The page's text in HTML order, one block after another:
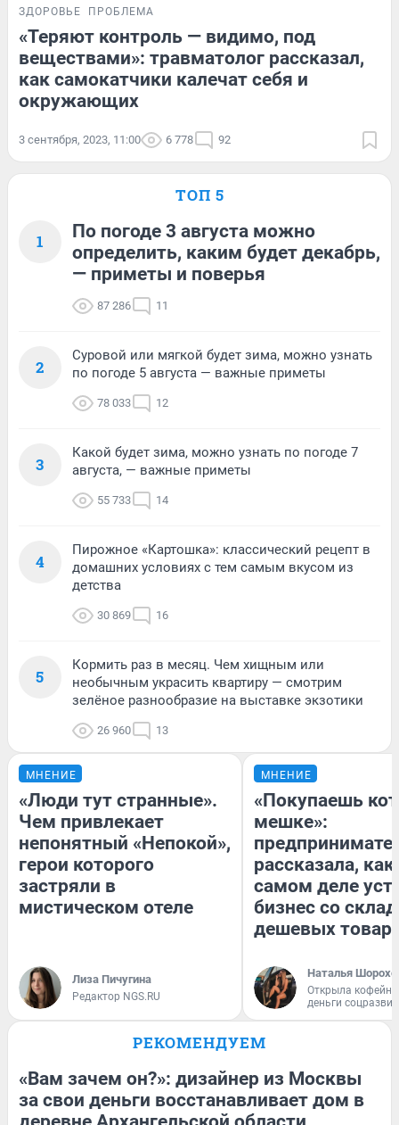
ЗДОРОВЬЕ ПРОБЛЕМА
«Теряют контроль — видимо, под
веществами»: травматолог рассказал,
как самокатчики калечат себя и
окружающих
3 сентября, 2023, 11:00 6 778 92
ТОП 5
1
По погоде 3 августа можно
определить, каким будет декабрь,
— приметы и поверья
87 286 11
2
Суровой или мягкой будет зима, можно узнать
по погоде 5 августа — важные приметы
78 033 12
3
Какой будет зима, можно узнать по погоде 7
августа, — важные приметы
55 733 14
4
Пирожное «Картошка»: классический рецепт в
домашних условиях с тем самым вкусом из
детства
30 869 16
5
Кормить раз в месяц. Чем хищным или
необычным украсить квартиру — смотрим
зелёное разнообразие на выставке экзотики
26 960 13
МНЕНИЕ
«Люди тут странные».
Чем привлекает
непонятный «Непокой»,
герои которого
застряли в
мистическом отеле
Лиза Пичугина
Редактор NGS.RU
МНЕНИЕ
«Покупаешь
мешке»:
рассказала, как
самом деле
бизнес со
дешевых
Наталья
Открыла
деньги
РЕКОМЕНДУЕМ
«Вам зачем он?»: дизайнер из Москвы
за свои деньги восстанавливает дом в